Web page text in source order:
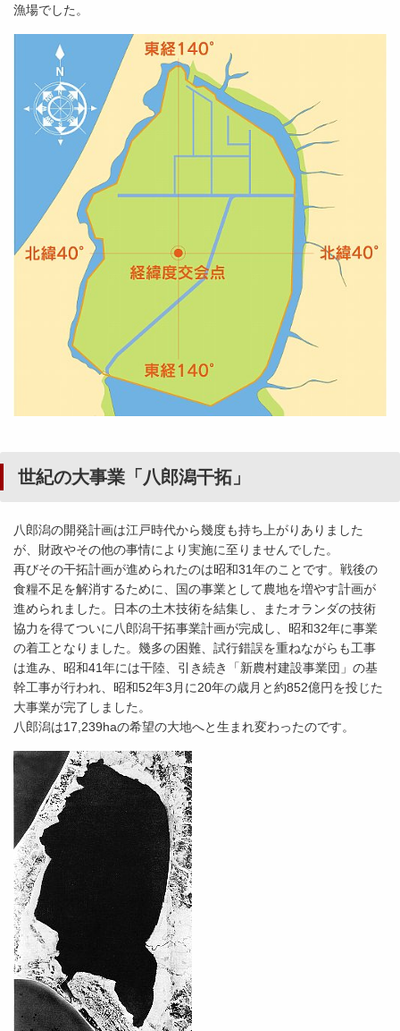
漁場でした。
世紀の大事業「八郎潟干拓」
八郎潟の開発計画は江戸時代から幾度も持ち上がりありました
が、財政やその他の事情により実施に至りませんでした。
再びその干拓計画が進められたのは昭和31年のことです。戦後の
食糧不足を解消するために、国の事業として農地を増やす計画が
進められました。日本の土木技術を結集し、またオランダの技術
協力を得てついに八郎潟干拓事業計画が完成し、昭和32年に事業
の着工となりました。幾多の困難、試行錯誤を重ねながらも工事
は進み、昭和41年には干陸、引き続き「新農村建設事業団」の基
幹工事が行われ、昭和52年3月に20年の歳月と約852億円を投じた
大事業が完了しました。
八郎潟は17 239haの希望の大地へと生まれ変わったのです。